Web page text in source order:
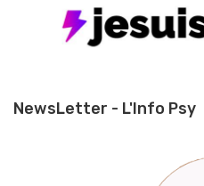
NewsLetter - L'Info Psy